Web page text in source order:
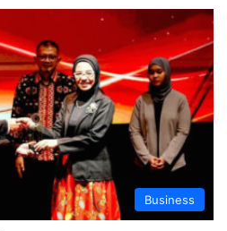
Business